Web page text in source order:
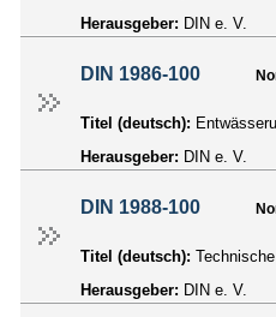
Herausgeber: DIN e. V.
DIN 1986-100
Titel (deutsch):
Herausgeber: DIN e. V.
DIN 1988-100
Titel (deutsch):
Herausgeber: DIN e. V.